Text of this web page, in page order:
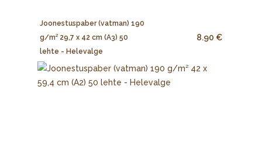
Joonestuspaber (vatman) 190
g/m² 29,7 x 42 cm (A3) 50
lehte - Helevalge
8.90 €